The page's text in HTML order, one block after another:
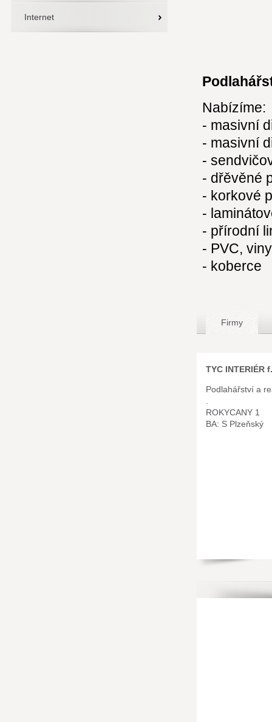
Internet
Nabízíme:
- masivní
- masivní
-
- dřěvěné
- korkové
-
- přírodní
- PVC,
- koberce
Firmy
TYC INTERIÉR
Podlahářství a
ROKYCANY 1
BA: S Plzeňský